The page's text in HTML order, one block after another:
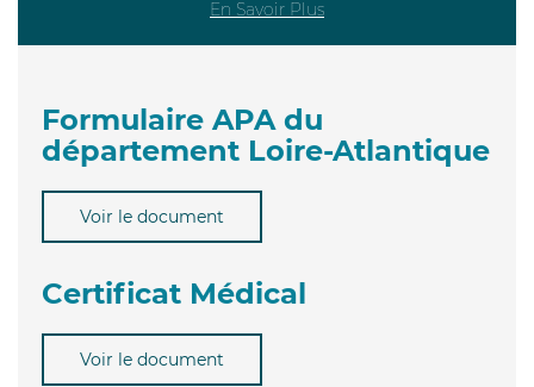
En Savoir Plus
Formulaire APA du
département Loire-Atlantique
Voir le document
Certificat Médical
Voir le document